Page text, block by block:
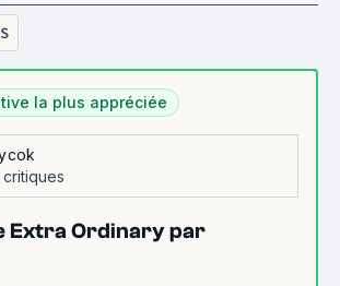
la plus appréciée
critiques
Extra Ordinary par